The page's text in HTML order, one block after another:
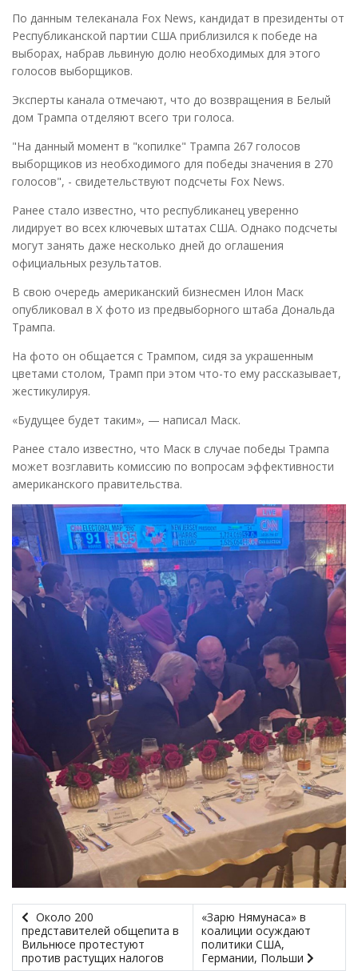
По данным телеканала Fox News, кандидат в президенты от
Республиканской партии США приблизился к победе на
выборах, набрав львиную долю необходимых для этого
голосов выборщиков.
Эксперты канала отмечают, что до возвращения в Белый
дом Трампа отделяют всего три голоса.
"На данный момент в "копилке" Трампа 267 голосов
выборщиков из необходимого для победы значения в 270
голосов", - свидетельствуют подсчеты Fox News.
Ранее стало известно, что республиканец уверенно
лидирует во всех ключевых штатах США. Однако подсчеты
могут занять даже несколько дней до оглашения
официальных результатов.
В свою очередь американский бизнесмен Илон Маск
опубликовал в Х фото из предвыборного штаба Дональда
Трампа.
На фото он общается с Трампом, сидя за украшенным
цветами столом, Трамп при этом что-то ему рассказывает,
жестикулируя.
«Будущее будет таким», — написал Маск.
Ранее стало известно, что Маск в случае победы Трампа
может возглавить комиссию по вопросам эффективности
американского правительства.
Около 200
представителей общепита в
Вильнюсе протестуют
против растущих налогов
«Зарю Нямунаса» в
коалиции осуждают
политики США,
Германии, Польши